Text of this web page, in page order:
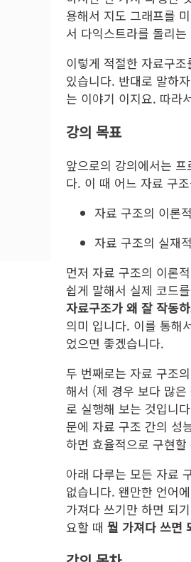
용해서 지도 그래프를
서 다익스트라를 돌리
이렇게 적절한 자료구
있습니다. 반대로 말하
는 이야기 이지요. 따라
강의 목표
앞으로의 강의에서는
다. 이 때 어느 자료 구
자료 구조의 이론
자료 구조의 실재
먼저 자료 구조의 이론
쉽게 말해서 실제 코드
자료구조가 왜 잘 작동
의미 입니다. 이를 통해
었으면 좋겠습니다.
두 번째로는 자료 구조
해서 (제 경우 보다 많
로 실행해 보는 것입니
문에 자료 구조 간의 성
하면 효율적으로 구현
아래 다루는 모든 자료
없습니다. 왠만한 언어
가져다 쓰기만 하면 되
요할 때 뭘 가져다 쓰면